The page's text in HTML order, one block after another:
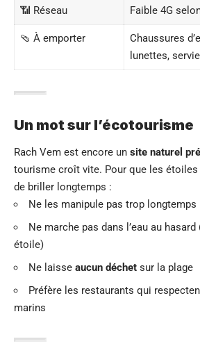
📶 Réseau Faible 4G
🩴 À emporter
Chaussures
lunettes,
Un mot sur l’écotourisme
Rach Vem est encore un site naturel
tourisme croît vite. Pour que les
de briller longtemps :
Ne les manipule pas trop longtemps
Ne marche pas dans l’eau au
étoile)
Ne laisse aucun déchet sur la plage
Préfère les restaurants qui
marins